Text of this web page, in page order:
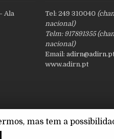
Ala Tel: 249 310040
nacional)
Telm: 917891355
nacional)
Email:
www.adirn.pt
mas tem a